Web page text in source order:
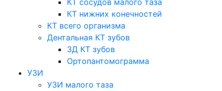
КТ сосудов малого таза
КТ нижних конечностей
КТ всего организма
Дентальная КТ зубов
3Д КТ зубов
Ортопантомограмма
УЗИ
УЗИ малого таза